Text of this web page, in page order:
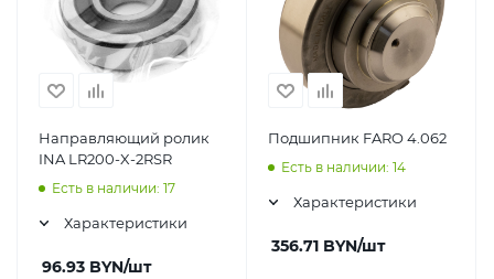
Направляющий ролик
INA LR200-X-2RSR
Есть в наличии: 17
Характеристики
96.93 BYN/шт
Подшипник FARO 4.062
Есть в наличии: 14
Характеристики
356.71 BYN/шт